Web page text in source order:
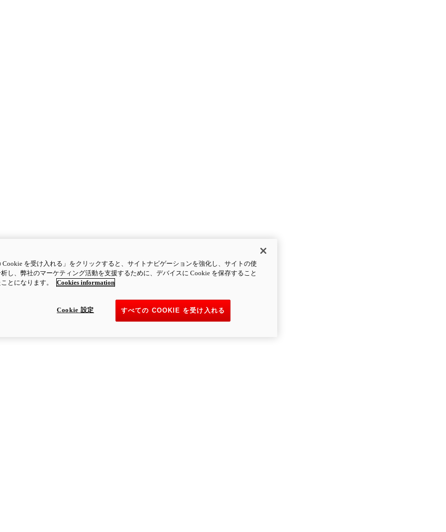
Cookie を受け入れる」をクリックすると、サイトナビゲーションを強化し、サイトの使
し、弊社のマーケティング活動を支援するために、デバイスに Cookie を保存すること
とになります。
Cookies information
すべての COOKIE を受け入れる
Cookie 設定